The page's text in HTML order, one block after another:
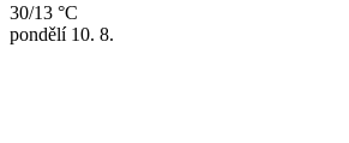
30/13 °C
pondělí 10. 8.